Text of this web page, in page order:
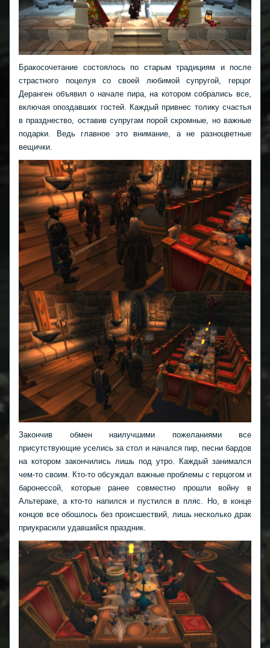
Бракосочетание состоялось по старым традициям и после
страстного поцелуя со своей любимой супругой, герцог
Деранген объявил о начале пира, на котором собрались все,
включая опоздавших гостей. Каждый привнес толику счастья
в празднество, оставив супругам порой скромные, но важные
подарки. Ведь главное это внимание, а не разноцветные
вещички.
Закончив обмен наилучшими пожеланиями все
присутствующие уселись за стол и начался пир, песни бардов
на котором закончились лишь под утро. Каждый занимался
чем-то своим. Кто-то обсуждал важные проблемы с герцогом и
баронессой, которые ранее совместно прошли войну в
Альтераке, а кто-то напился и пустился в пляс. Но, в конце
концов все обошлось без происшествий, лишь несколько драк
приукрасили удавшийся праздник.